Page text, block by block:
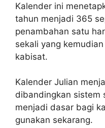
Kalender ini
tahun menjadi 365
penambahan satu
sekali yang
kabisat.
Kalender Julian
dibandingkan sistem
menjadi dasar bagi
gunakan sekarang.